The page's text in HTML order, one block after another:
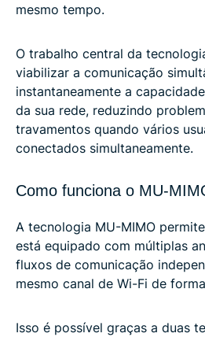
mesmo tempo.
O trabalho central da
viabilizar a comunicação
instantaneamente a
da sua rede, reduzindo
travamentos quando vários
conectados simultaneamente.
Como funciona o MU-
A tecnologia MU-MIMO
está equipado com múltiplas
fluxos de comunicação
mesmo canal de Wi-Fi de
Isso é possível graças a duas